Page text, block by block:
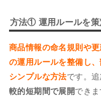
方法① 運用ルールを策
商品情報の命名規則や
の運用ルールを整備し
シンプルな方法です。追
較的短期間で展開できま